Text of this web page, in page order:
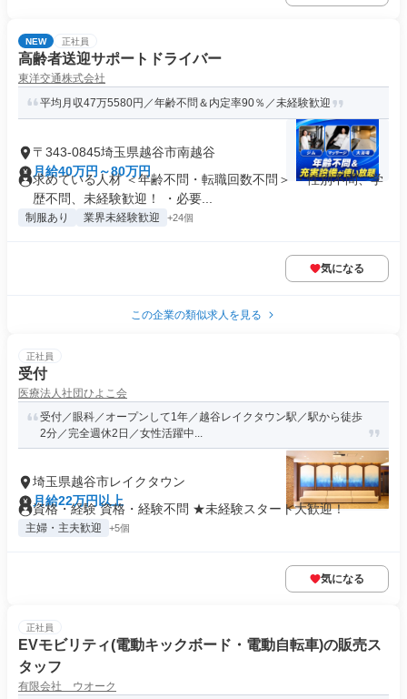
NEW 正社員
高齢者送迎サポートドライバー
東洋交通株式会社
平均月収47万5580円／年齢不問＆内定率90％／未経験歓迎
〒343-0845埼玉県越谷市南越谷
月給40万円～80万円
求めている人材 ＜年齢不問・転職回数不問＞ ・性別不問、学
歴不問、未経験歓迎！ ・必要...
制服あり 業界未経験歓迎 +24個
気になる
この企業の類似求人を見る
正社員
受付
医療法人社団ひよこ会
受付／眼科／オープンして1年／越谷レイクタウン駅／駅から徒歩
2分／完全週休2日／女性活躍中...
埼玉県越谷市レイクタウン
月給22万円以上
資格・経験 資格・経験不問 ★未経験スタート大歓迎！
主婦・主夫歓迎 +5個
気になる
正社員
EVモビリティ(電動キックボード・電動自転車)の販売ス
タッフ
有限会社 ウオーク